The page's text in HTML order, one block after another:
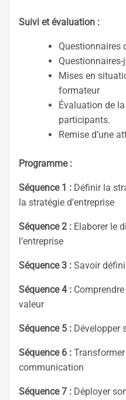
Suivi et évaluation :
Questionnaires
Mises en
formateur
Évaluation de
participants.
Remise d’une
Programme :
Séquence 1 : Définir la
la stratégie d’entreprise
Séquence 2 : Elaborer le
l’entreprise
Séquence 3 : Savoir
Séquence 4 :
valeur
Séquence 5 : Développer
Séquence 6 : Transformer
communication
Séquence 7 : Déployer